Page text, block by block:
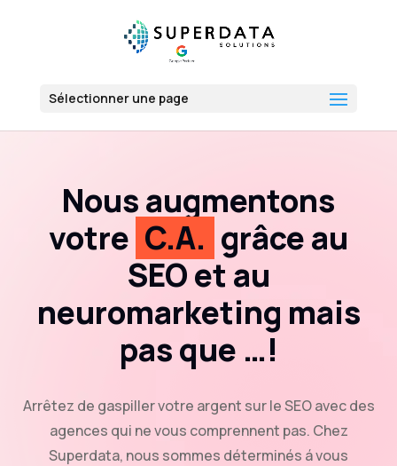
Sélectionner une page
Nous augmentons
votre C.A. grâce au
SEO et au
neuromarketing mais
pas que …!
Arrêtez de gaspiller votre argent sur le SEO avec des
agences qui ne vous comprennent pas. Chez
Superdata, nous sommes déterminés á vous